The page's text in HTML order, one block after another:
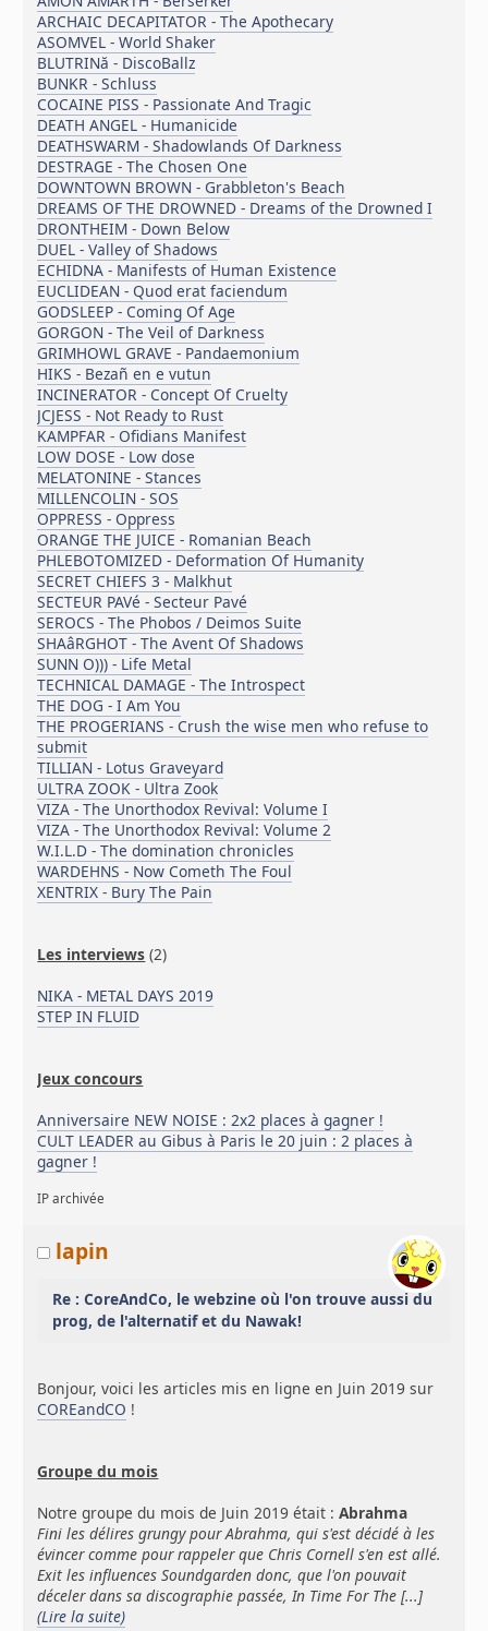
ARCHAIC DECAPITATOR - The Apothecary
ASOMVEL - World Shaker
BLUTRINă - DiscoBallz
BUNKR - Schluss
COCAINE PISS - Passionate And Tragic
DEATH ANGEL - Humanicide
DEATHSWARM - Shadowlands Of Darkness
DESTRAGE - The Chosen One
DOWNTOWN BROWN - Grabbleton's Beach
DREAMS OF THE DROWNED - Dreams of the Drowned I
DRONTHEIM - Down Below
DUEL - Valley of Shadows
ECHIDNA - Manifests of Human Existence
EUCLIDEAN - Quod erat faciendum
GODSLEEP - Coming Of Age
GORGON - The Veil of Darkness
GRIMHOWL GRAVE - Pandaemonium
HIKS - Bezañ en e vutun
INCINERATOR - Concept Of Cruelty
JCJESS - Not Ready to Rust
KAMPFAR - Ofidians Manifest
LOW DOSE - Low dose
MELATONINE - Stances
MILLENCOLIN - SOS
OPPRESS - Oppress
ORANGE THE JUICE - Romanian Beach
PHLEBOTOMIZED - Deformation Of Humanity
SECRET CHIEFS 3 - Malkhut
SECTEUR PAVé - Secteur Pavé
SEROCS - The Phobos / Deimos Suite
SHAâRGHOT - The Avent Of Shadows
SUNN O))) - Life Metal
TECHNICAL DAMAGE - The Introspect
THE DOG - I Am You
THE PROGERIANS - Crush the wise men who refuse to
submit
TILLIAN - Lotus Graveyard
ULTRA ZOOK - Ultra Zook
VIZA - The Unorthodox Revival: Volume I
VIZA - The Unorthodox Revival: Volume 2
W.I.L.D - The domination chronicles
WARDEHNS - Now Cometh The Foul
XENTRIX - Bury The Pain
Les interviews (2)
NIKA - METAL DAYS 2019
STEP IN FLUID
Jeux concours
Anniversaire NEW NOISE : 2x2 places à gagner !
CULT LEADER au Gibus à Paris le 20 juin : 2 places à
gagner !
IP archivée
lapin
Re : CoreAndCo, le webzine où l'on trouve aussi du
prog, de l'alternatif et du Nawak!
Bonjour, voici les articles mis en ligne en Juin 2019 sur
COREandCO !
Groupe du mois
Notre groupe du mois de Juin 2019 était :Abrahma
Fini les délires grungy pour Abrahma, qui s'est décidé à les
évincer comme pour rappeler que Chris Cornell s'en est allé.
Exit les influences Soundgarden donc, que l'on pouvait
déceler dans sa discographie passée, In Time For The [...]
(Lire la suite)